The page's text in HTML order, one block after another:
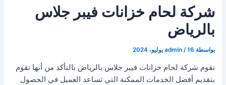
شركة لحام خزانات فيبر جلاس
بالرياض
بواسطة admin /16 يوليو، 2024
تقوم شركة لحام خزانات فيبر جلاس بالرياض بالتأكد من أنها تقوم
بتقديم أفضل الخدمات الممكنة التي تساعد العميل في الحصول